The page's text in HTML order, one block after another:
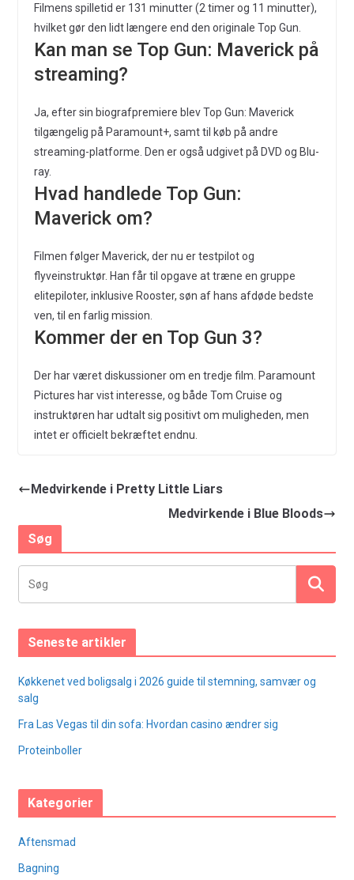
Filmens spilletid er 131 minutter (2 timer og 11 minutter),
hvilket gør den lidt længere end den originale Top Gun.
Kan man se Top Gun: Maverick på
streaming?
Ja, efter sin biografpremiere blev Top Gun: Maverick
tilgængelig på Paramount+, samt til køb på andre
streaming-platforme. Den er også udgivet på DVD og Blu-
ray.
Hvad handlede Top Gun:
Maverick om?
Filmen følger Maverick, der nu er testpilot og
flyveinstruktør. Han får til opgave at træne en gruppe
elitepiloter, inklusive Rooster, søn af hans afdøde bedste
ven, til en farlig mission.
Kommer der en Top Gun 3?
Der har været diskussioner om en tredje film. Paramount
Pictures har vist interesse, og både Tom Cruise og
instruktøren har udtalt sig positivt om muligheden, men
intet er officielt bekræftet endnu.
Medvirkende i Pretty Little Liars
Medvirkende i Blue Bloods
Søg
Seneste artikler
Køkkenet ved boligsalg i 2026 guide til stemning, samvær og
salg
Fra Las Vegas til din sofa: Hvordan casino ændrer sig
Proteinboller
Kategorier
Aftensmad
Bagning